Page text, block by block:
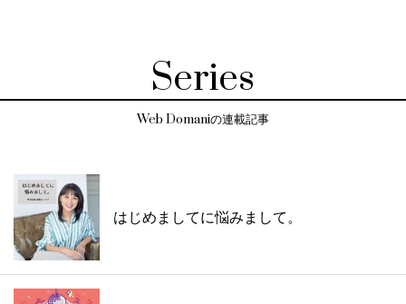
Series
Web Domaniの連載記事
はじめましてに悩みまして。